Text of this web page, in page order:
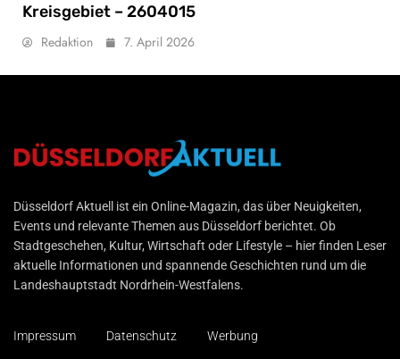
Kreisgebiet – 2604015
Redaktion 7. April 2026
Düsseldorf Aktuell
Düsseldorf Aktuell ist ein Online-Magazin, das über Neuigkeiten,
Events und relevante Themen aus Düsseldorf berichtet. Ob
Stadtgeschehen, Kultur, Wirtschaft oder Lifestyle – hier finden Leser
aktuelle Informationen und spannende Geschichten rund um die
Landeshauptstadt Nordrhein-Westfalens.
Impressum Datenschutz Werbung